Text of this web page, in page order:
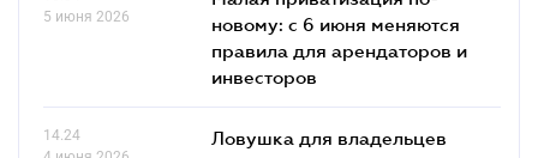
5 июня 2026
новому: с 6 июня меняются
правила для арендаторов и
инвесторов
14.24
Ловушка для владельцев